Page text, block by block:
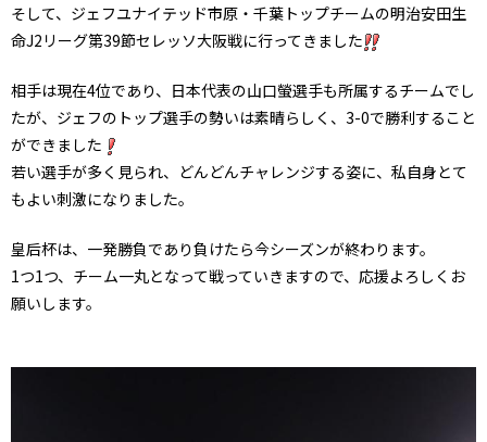
そして、ジェフユナイテッド市原・千葉トップチームの明治安田生
命J2リーグ第39節セレッソ大阪戦に行ってきました
相手は現在4位であり、日本代表の山口螢選手も所属するチームでし
たが、ジェフのトップ選手の勢いは素晴らしく、3-0で勝利すること
ができました
若い選手が多く見られ、どんどんチャレンジする姿に、私自身とて
もよい刺激になりました。
皇后杯は、一発勝負であり負けたら今シーズンが終わります。
1つ1つ、チーム一丸となって戦っていきますので、応援よろしくお
願いします。